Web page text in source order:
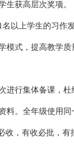
生获高层次奖项。
以上学生的习作
模式，提高教学质
进行集体备课，杜
料。全年级使用同
收，有收必批，有